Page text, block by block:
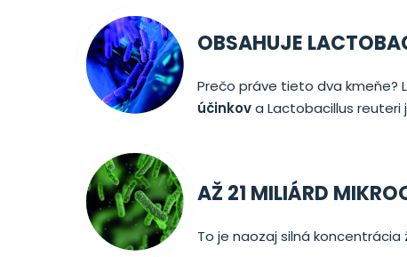
OBSAHUJE
Prečo práve tieto dva kmeňe?
účinkova Lactobacillus reuteri
AŽ 21 MILIÁRD
To je naozaj silná koncentrácia